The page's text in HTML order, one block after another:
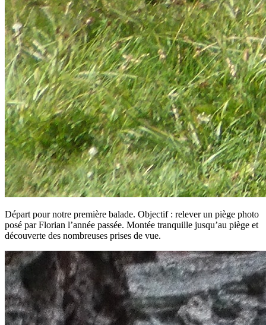
Départ pour notre première balade. Objectif : relever un piège photo
posé par Florian l’année passée. Montée tranquille jusqu’au piège et
découverte des nombreuses prises de vue.